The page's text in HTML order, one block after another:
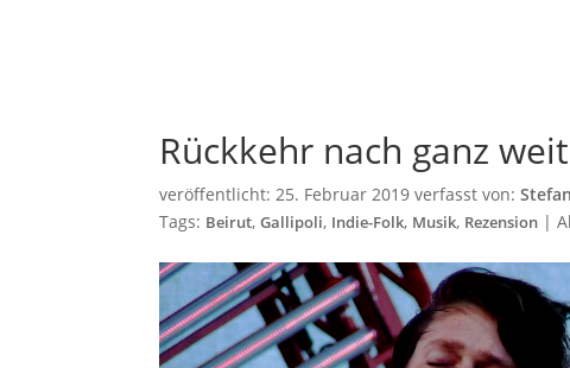
Rückkehr nach ganz
veröffentlicht:25. Februar 2019 verfasst von:
Tags: Beirut,Gallipoli, Indie-Folk, Musik, Rezension |